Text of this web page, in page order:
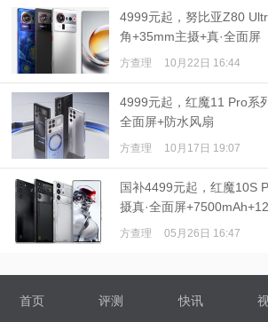
4999元起，努比亚Z80
角+35mm主摄+真·全面屏
方查理 10月22日 16:44
4999元起，红魔11 Pro系
全面屏+防水风扇
方查理 10月17日 19:07
国补4499元起，红魔10S
摄真·全面屏
方查理 05月26日 16:47
首页 评测 快讯